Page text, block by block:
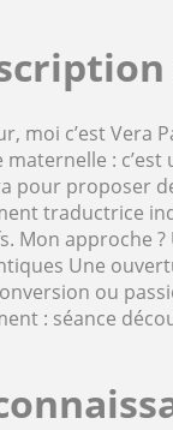
moi c’est Vera
maternelle :
pour proposer
traductrice
Mon approche
Une
ou
: séance